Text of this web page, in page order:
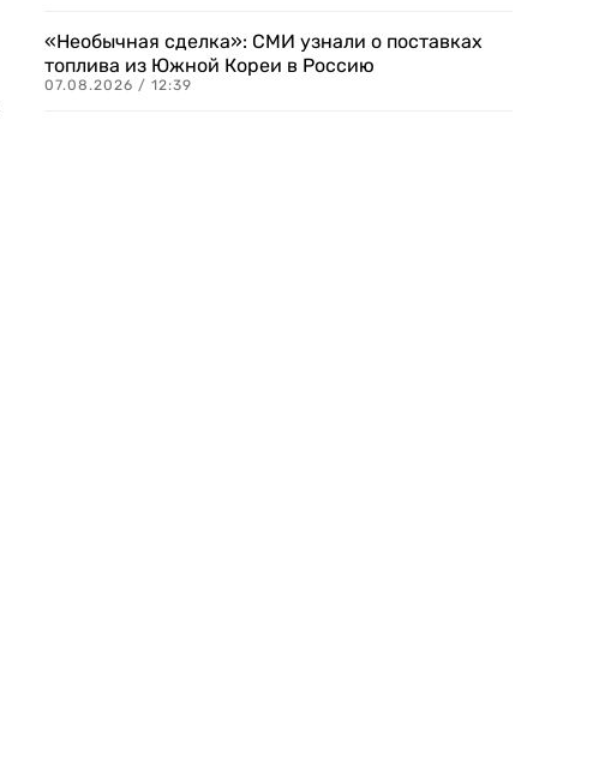
«Необычная сделка»: СМИ узнали о поставках
топлива из Южной Кореи в Россию
07.08.2026 / 12:39